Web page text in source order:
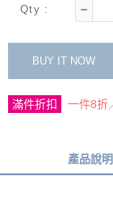
Qty :
BUY IT NOW
滿件折扣 一件8折
產品說明